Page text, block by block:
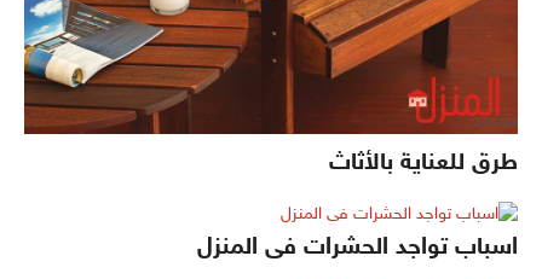
طرق للعناية بالأثاث
اسباب تواجد الحشرات فى المنزل